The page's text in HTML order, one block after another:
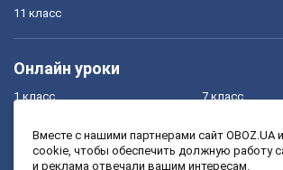
11 класс
Онлайн уроки
1 класс
3 класс
7 класс
9 класс
Вместе с нашими партнерами сайт OBOZ.UA
cookie, чтобы обеспечить должную работу
и реклама отвечали вашим интересам.